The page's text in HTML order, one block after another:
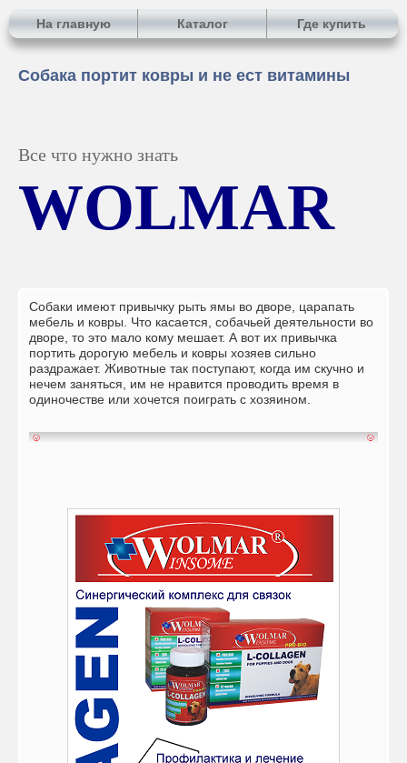
На главную Каталог Где купить
Собака портит ковры и не ест витамины
Все что нужно знать
WOLMAR
Собаки имеют привычку рыть ямы во дворе, царапать
мебель и ковры. Что касается, собачьей деятельности во
дворе, то это мало кому мешает. А вот их привычка
портить дорогую мебель и ковры хозяев сильно
раздражает. Животные так поступают, когда им скучно и
нечем заняться, им не нравится проводить время в
одиночестве или хочется поиграть с хозяином.